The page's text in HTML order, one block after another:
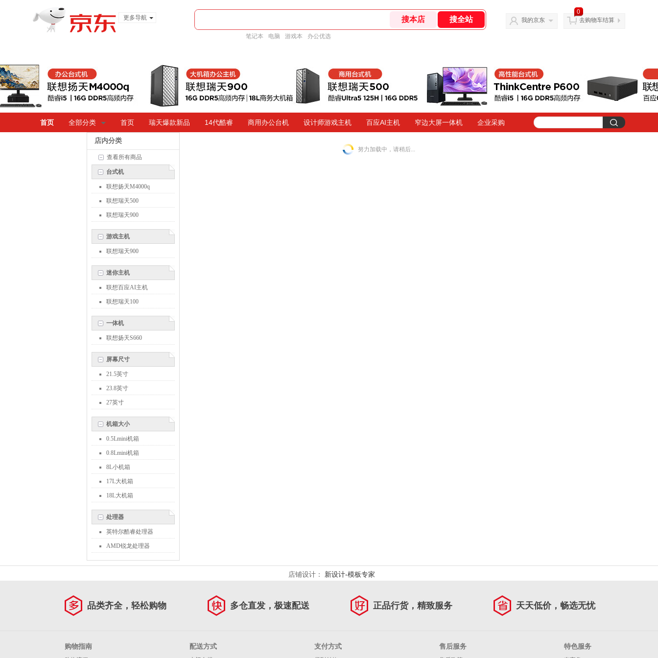
更多导航
笔记本 电脑 游戏本 办公优选
我的京东
0
去购物车结算
首页 全部分类 首页 瑞天爆款新品 14代酷睿 商用办公台机 设计师游戏主机 百应AI主机 窄边大屏一体机 企业采购
店内分类
查看所有商品
台式机
联想扬天M4000q
联想瑞天500
联想瑞天900
游戏主机
联想瑞天900
迷你主机
联想百应AI主机
联想瑞天100
一体机
联想扬天S660
屏幕尺寸
21.5英寸
23.8英寸
27英寸
机箱大小
0.5Lmini机箱
0.8Lmini机箱
8L小机箱
17L大机箱
18L大机箱
处理器
英特尔酷睿处理器
AMD锐龙处理器
努力加载中，请稍后...
店铺设计： 新设计-模板专家
品类齐全，轻松购物 多仓直发，极速配送 正品行货，精致服务 天天低价，畅选无忧
购物指南 配送方式 支付方式 售后服务 特色服务